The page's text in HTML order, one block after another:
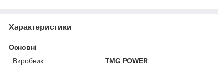
Характеристики
Основні
Виробник
TMG POWER